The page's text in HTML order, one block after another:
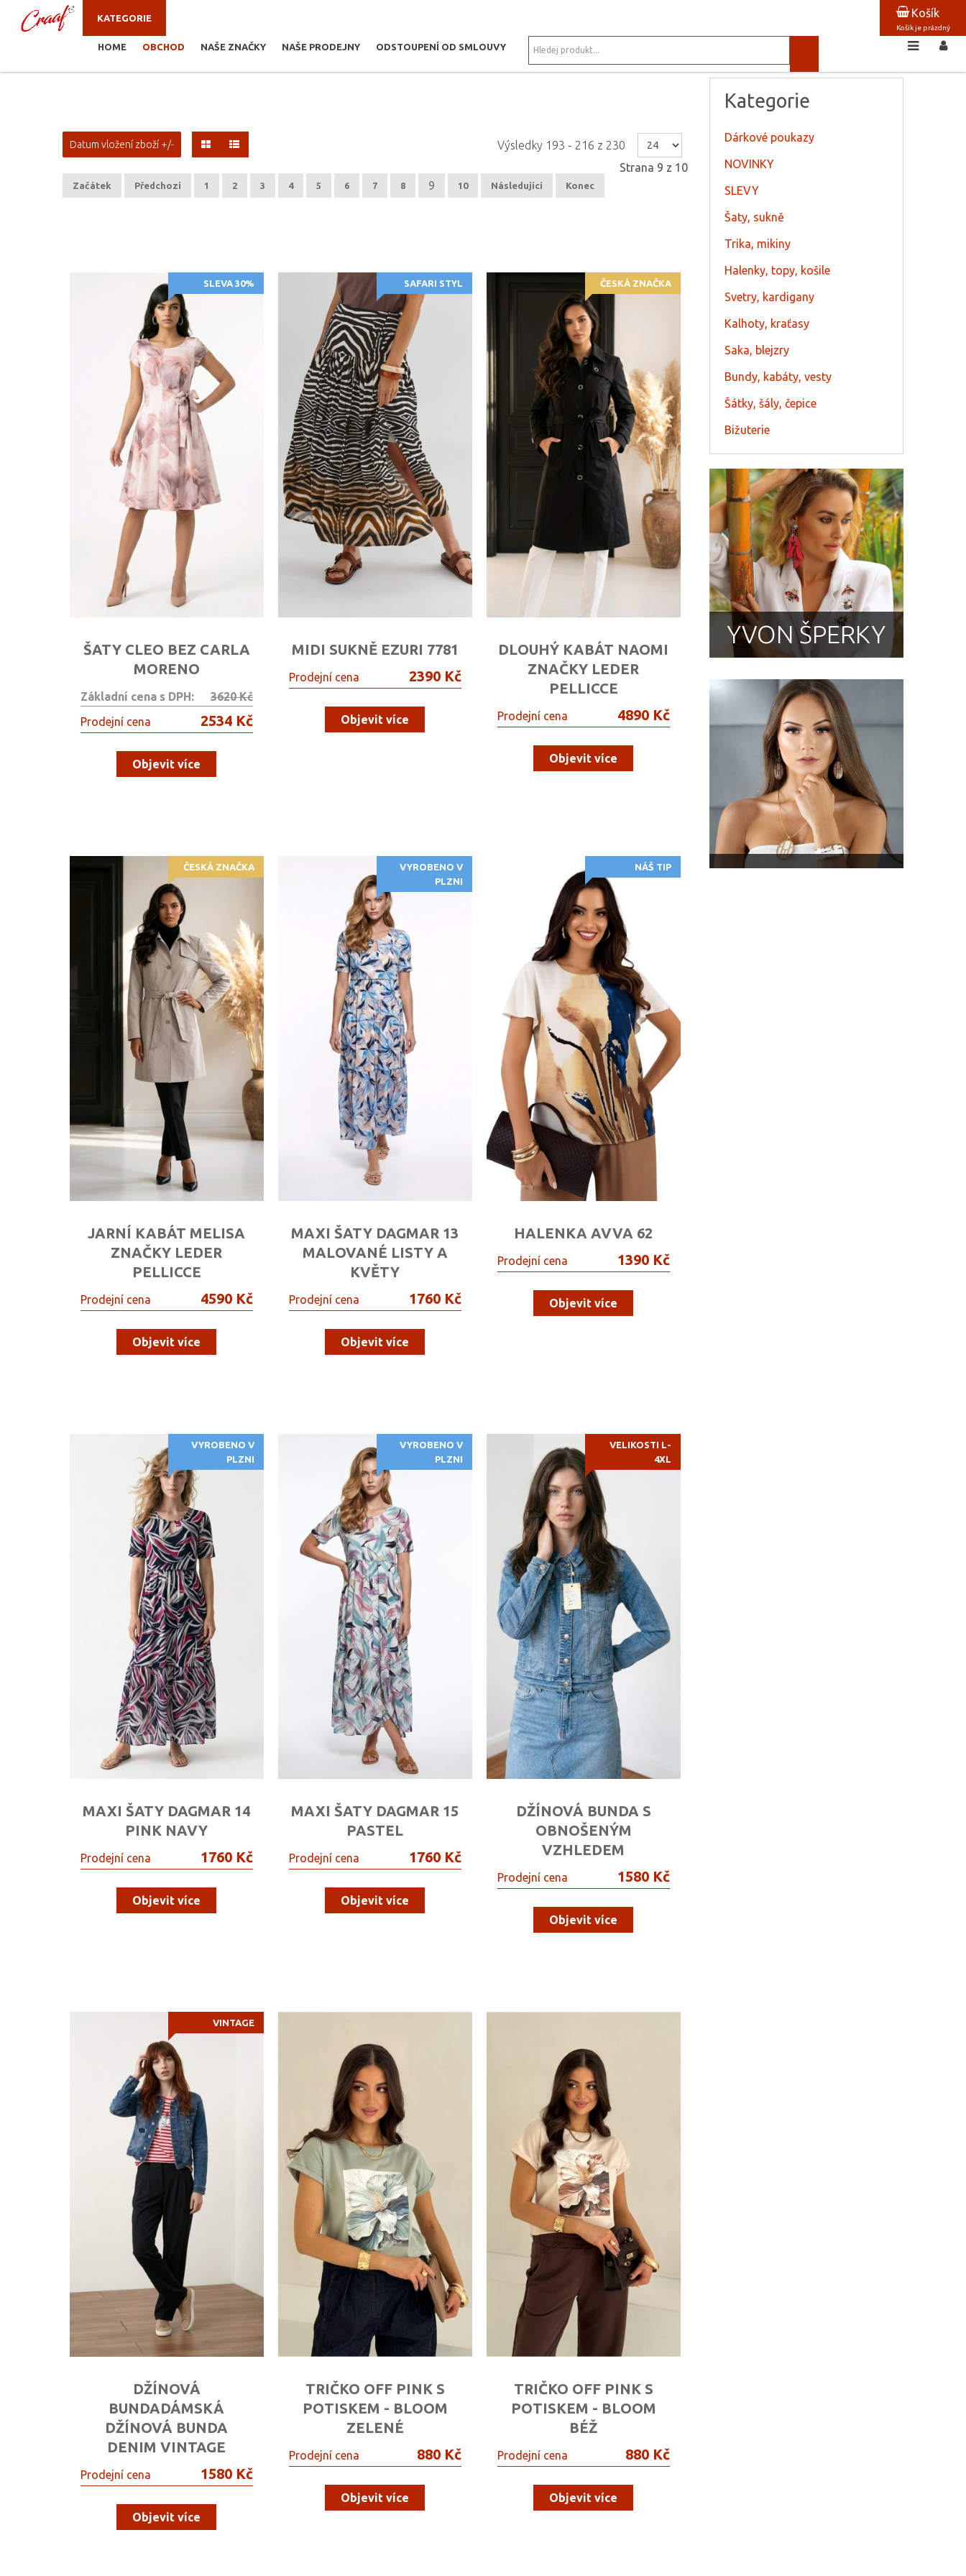
Košík
Košík je prázdný
KATEGORIE
HOME OBCHOD NAŠE ZNAČKY NAŠE PRODEJNY ODSTOUPENÍ OD SMLOUVY
Datum vložení zboží +/- Výsledky 193 - 216 z 230
Začátek Předchozí 1 2 3 4 5 6 7 8 9 10 Následující Konec
Strana 9 z 10
SLEVA 30%
ŠATY CLEO BEZ CARLA
MORENO
Základní cena s DPH:
3620 Kč
Prodejní cena
2534 Kč
Objevit více
SAFARI STYL
MIDI SUKNĚ EZURI 7781
Prodejní cena 2390 Kč
Objevit více
ČESKÁ ZNAČKA
DLOUHÝ KABÁT NAOMI
ZNAČKY LEDER
PELLICCE
Prodejní cena 4890 Kč
Objevit více
ČESKÁ ZNAČKA
JARNÍ KABÁT MELISA
ZNAČKY LEDER
PELLICCE
Prodejní cena 4590 Kč
Objevit více
VYROBENO V
PLZNI
MAXI ŠATY DAGMAR 13
MALOVANÉ LISTY A
KVĚTY
Prodejní cena 1760 Kč
Objevit více
NÁŠ TIP
HALENKA AVVA 62
Prodejní cena 1390 Kč
Objevit více
VYROBENO V
PLZNI
MAXI ŠATY DAGMAR 14
PINK NAVY
Prodejní cena 1760 Kč
Objevit více
VYROBENO V
PLZNI
MAXI ŠATY DAGMAR 15
PASTEL
Prodejní cena 1760 Kč
Objevit více
VELIKOSTI L-
4XL
DŽÍNOVÁ BUNDA S
OBNOŠENÝM
VZHLEDEM
Prodejní cena 1580 Kč
Objevit více
VINTAGE
DŽÍNOVÁ
BUNDADÁMSKÁ
DŽÍNOVÁ BUNDA
DENIM VINTAGE
Prodejní cena 1580 Kč
Objevit více
TRIČKO OFF PINK S
POTISKEM - BLOOM
ZELENÉ
Prodejní cena 880 Kč
Objevit více
TRIČKO OFF PINK S
POTISKEM - BLOOM
BÉŽ
Prodejní cena 880 Kč
Objevit více
Kategorie
Dárkové poukazy
NOVINKY
SLEVY
Šaty, sukně
Trika, mikiny
Halenky, topy, košile
Svetry, kardigany
Kalhoty, kraťasy
Saka, blejzry
Bundy, kabáty, vesty
Šátky, šály, čepice
Bižuterie
YVON ŠPERKY